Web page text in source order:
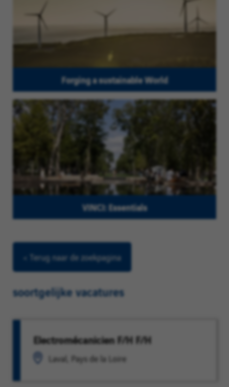
Forging a sustainable World
VINCI: Essentials
< Terug naar de zoekpagina
soortgelijke vacatures
Electromécanicien F/H F/H
Laval, Pays de la Loire